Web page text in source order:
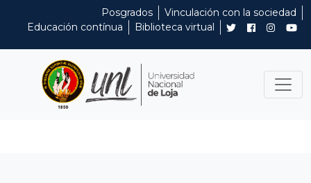
Posgrados
Vinculación con la sociedad
Educación contínua
Biblioteca virtual